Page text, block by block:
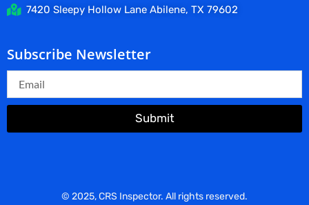
7420 Sleepy Hollow Lane Abilene, TX 79602
Subscribe Newsletter
Submit
© 2025, CRS Inspector. All rights reserved.